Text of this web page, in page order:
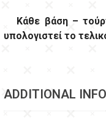
Κάθε βάση –
υπολογιστεί το
ADDITIONAL